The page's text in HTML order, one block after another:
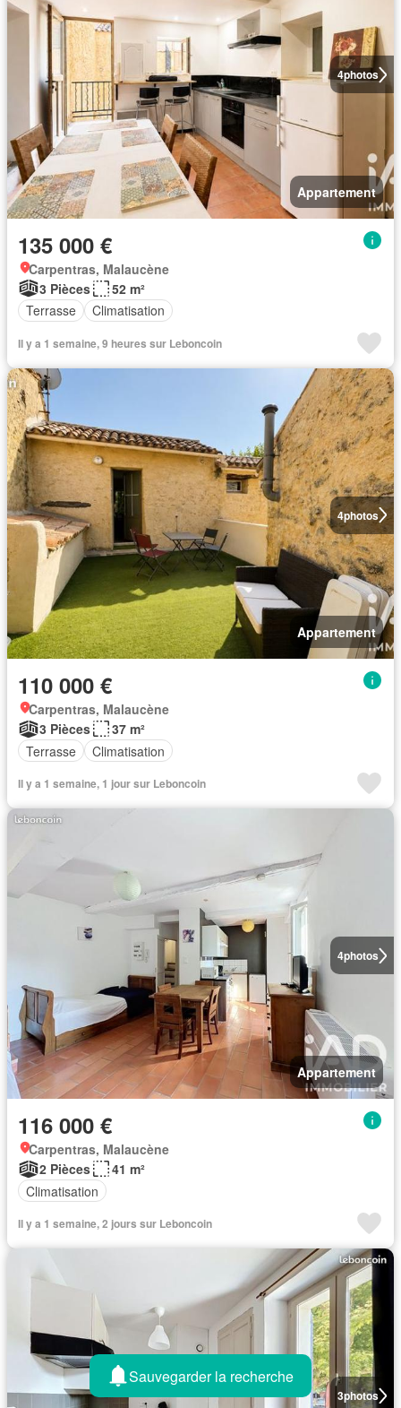
4photos
Appartement
135 000 €
Carpentras, Malaucène
3 Pièces
52 m²
Terrasse
Climatisation
Il y a 1 semaine, 9 heures sur Leboncoin
4photos
Appartement
110 000 €
Carpentras, Malaucène
3 Pièces
37 m²
Terrasse
Climatisation
Il y a 1 semaine, 1 jour sur Leboncoin
4photos
Appartement
116 000 €
Carpentras, Malaucène
2 Pièces
41 m²
Climatisation
Il y a 1 semaine, 2 jours sur Leboncoin
3photos
Sauvegarder la recherche